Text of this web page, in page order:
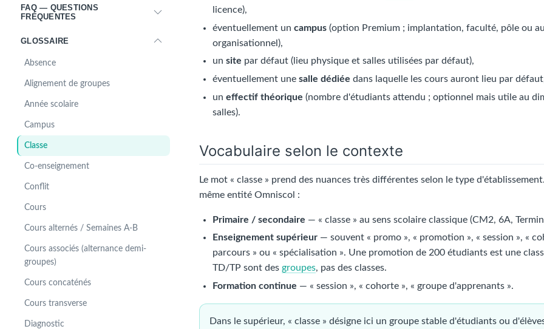
FAQ — QUESTIONS
FRÉQUENTES
GLOSSAIRE
Absence
Alignement de groupes
Année scolaire
Campus
Classe
Co-enseignement
Conflit
Cours
Cours alternés / Semaines A-B
Cours associés (alternance demi-
groupes)
Cours concaténés
Cours transverse
Diagnostic
licence),
éventuellement uncampus (option Premium ; implantation, faculté, pôle ou
organisationnel),
unsite par défaut (lieu physique et salles utilisées par défaut),
éventuellement unesalle dédiée dans laquelle les cours auront lieu par
uneffectif théorique (nombre d'étudiants attendu ; optionnel mais utile au
salles).
Vocabulaire selon le contexte
Le mot « classe » prend des nuances très différentes selon le type
même entité Omniscol :
Primaire / secondaire — « classe » au sens scolaire classique (CM2, 6A,
Enseignement supérieur — souvent « promo », « promotion », « session », «
parcours » ou « spécialisation ». Une promotion de 200 étudiants est une
TD/TP sont desgroupes, pas des classes.
Formation continue — « session », « cohorte », « groupe d'apprenants ».
Dans le supérieur, « classe » désigne ici un groupe stable d'étudiants ou